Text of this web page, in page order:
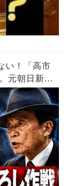
い！「高市
元朝日新